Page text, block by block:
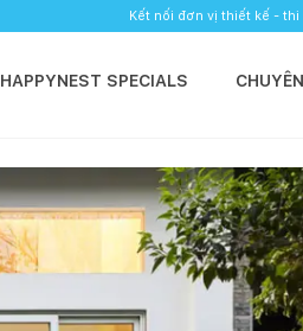
Kết nối đơn vị thiết kế - thi
HAPPYNEST SPECIALS